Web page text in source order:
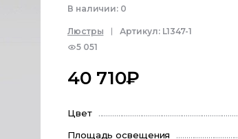
В наличии: 0
Люстры Артикул: L1347-1
5 051
40 710₽
Цвет
Площадь освещения